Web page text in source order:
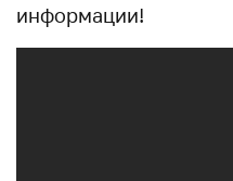
информации!